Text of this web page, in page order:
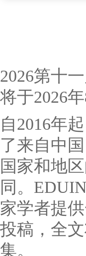
2026第十
将于2026
自2016年
了来自中
国家和地
同。
家学者提
投稿，全
集。